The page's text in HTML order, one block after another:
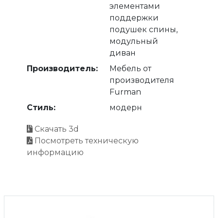
элементами
поддержки
подушек спины,
модульный
диван
Производитель:
Мебель от
производителя
Furman
Стиль:
модерн
Скачать 3d
Посмотреть техническую
информацию